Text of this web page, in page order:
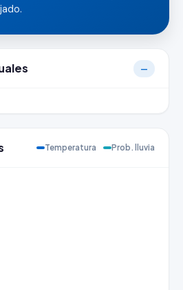
—
Temperatura Prob. lluvia